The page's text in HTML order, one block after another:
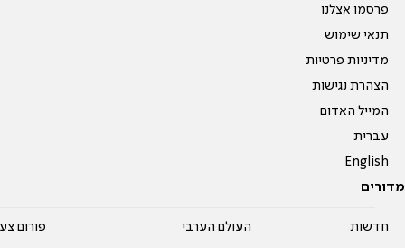
פרסמו אצלנו
תנאי שימוש
מדיניות פרטיות
הצהרת נגישות
המייל האדום
עברית
English
מדורים
חדשות
העולם הערבי
פורום